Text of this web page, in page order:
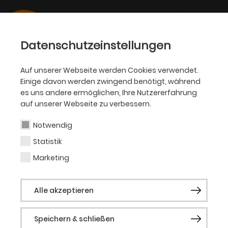
Datenschutzeinstellungen
Auf unserer Webseite werden Cookies verwendet.
Einige davon werden zwingend benötigt, während
es uns andere ermöglichen, Ihre Nutzererfahrung
auf unserer Webseite zu verbessern.
Notwendig
Statistik
Marketing
Alle akzeptieren
Speichern & schließen
KINDER- UND JUGENDTHEATER
THEATERSTILISTEN
THEATER-SPIELCLUB VON 11-14
JAHREN